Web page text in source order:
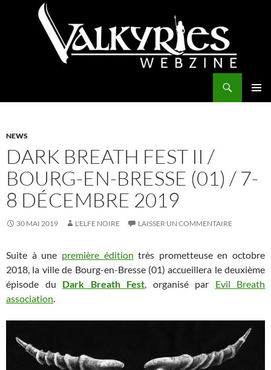
NEWS
DARK BREATH FEST II /
BOURG-EN-BRESSE (01) / 7-
8 DÉCEMBRE 2019
30 MAI 2019 L'ELFE NOIRE LAISSER UN COMMENTAIRE
Suite à une première édition très prometteuse en octobre
2018, la ville de Bourg-en-Bresse (01) accueillera le deuxième
épisode du Dark Breath Fest, organisé par Evil Breath
association.